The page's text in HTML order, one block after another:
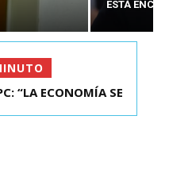
ESTÁ
ELECTO DE
“LA ECONOMÍA SE